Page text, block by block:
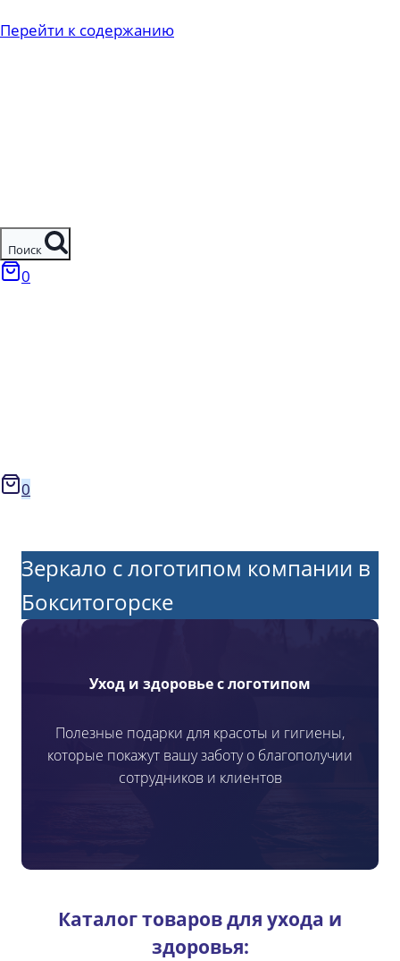
Перейти к содержанию
Поиск
0
0
Зеркало с логотипом компании в
Бокситогорске
Уход и здоровье с логотипом
Полезные подарки для красоты и гигиены,
которые покажут вашу заботу о благополучии
сотрудников и клиентов
Каталог товаров для ухода и
здоровья: